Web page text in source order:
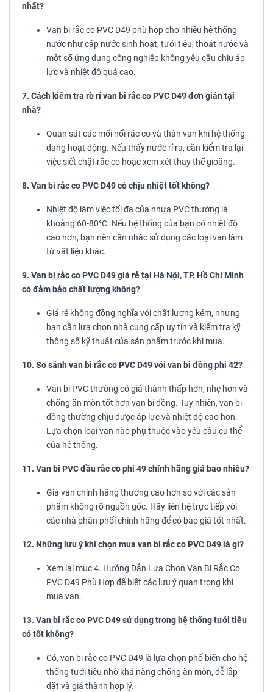
nhất?
Van bi rắc co PVC D49 phù hợp cho nhiều hệ thống
nước như cấp nước sinh hoạt, tưới tiêu, thoát nước và
một số ứng dụng công nghiệp không yêu cầu chịu áp
lực và nhiệt độ quá cao.
7. Cách kiểm tra rò rỉ van bi rắc co PVC D49 đơn giản tại
nhà?
Quan sát các mối nối rắc co và thân van khi hệ thống
đang hoạt động. Nếu thấy nước rỉ ra, cần kiểm tra lại
việc siết chặt rắc co hoặc xem xét thay thế gioăng.
8. Van bi rắc co PVC D49 có chịu nhiệt tốt không?
Nhiệt độ làm việc tối đa của nhựa PVC thường là
khoảng 60-80°C. Nếu hệ thống của bạn có nhiệt độ
cao hơn, bạn nên cân nhắc sử dụng các loại van làm
từ vật liệu khác.
9. Van bi rắc co PVC D49 giá rẻ tại Hà Nội, TP. Hồ Chí Minh
có đảm bảo chất lượng không?
Giá rẻ không đồng nghĩa với chất lượng kém, nhưng
bạn cần lựa chọn nhà cung cấp uy tín và kiểm tra kỹ
thông số kỹ thuật của sản phẩm trước khi mua.
10. So sánh van bi rắc co PVC D49 với van bi đồng phi 42?
Van bi PVC thường có giá thành thấp hơn, nhẹ hơn và
chống ăn mòn tốt hơn van bi đồng. Tuy nhiên, van bi
đồng thường chịu được áp lực và nhiệt độ cao hơn.
Lựa chọn loại van nào phụ thuộc vào yêu cầu cụ thể
của hệ thống.
11. Van bi PVC đầu rắc co phi 49 chính hãng giá bao nhiêu?
Giá van chính hãng thường cao hơn so với các sản
phẩm không rõ nguồn gốc. Hãy liên hệ trực tiếp với
các nhà phân phối chính hãng để có báo giá tốt nhất.
12. Những lưu ý khi chọn mua van bi rắc co PVC D49 là gì?
Xem lại mục 4. Hướng Dẫn Lựa Chọn Van Bi Rắc Co
PVC D49 Phù Hợp để biết các lưu ý quan trọng khi
mua van.
13. Van bi rắc co PVC D49 sử dụng trong hệ thống tưới tiêu
có tốt không?
Có, van bi rắc co PVC D49 là lựa chọn phổ biến cho hệ
thống tưới tiêu nhờ khả năng chống ăn mòn, dễ lắp
đặt và giá thành hợp lý.